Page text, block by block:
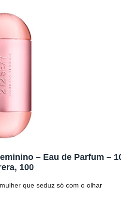
– Eau de Parfum –
100
que seduz só com o olhar